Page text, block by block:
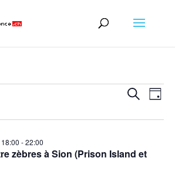
vues
Recherche
de
Jour
zèbres à Sion (Prison Island et
-22:00